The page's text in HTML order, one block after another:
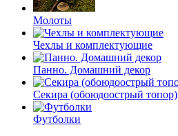
Молоты
Чехлы и комплектующие
Панно. Домашний декор
Секира (обоюдоострый топор)
Футболки